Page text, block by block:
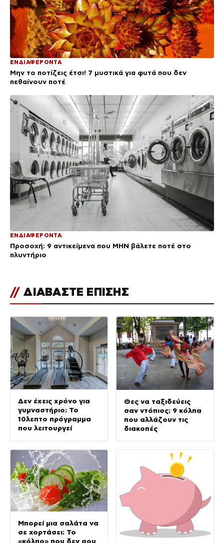
ΕΝΔΙΑΦΕΡΟΝΤΑ
Μην το ποτίζεις έτσι! 7 μυστικά για φυτά που δεν
πεθαίνουν ποτέ
ΕΝΔΙΑΦΕΡΟΝΤΑ
Προσοχή: 9 αντικείμενα που ΜΗΝ βάλετε ποτέ στο
πλυντήριο
// ΔΙΑΒΑΣΤΕ ΕΠΙΣΗΣ
Δεν έχεις χρόνο για
γυμναστήριο; Το
10λεπτο πρόγραμμα
που λειτουργεί
Θες να ταξιδεύεις
σαν ντόπιος; 9 κόλπα
που αλλάζουν τις
διακοπές
Μπορεί μια σαλάτα να
σε χορτάσει; Το
«κόλπο» που δεν σου